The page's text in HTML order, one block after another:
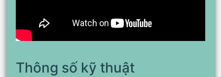
Thông số kỹ thuật